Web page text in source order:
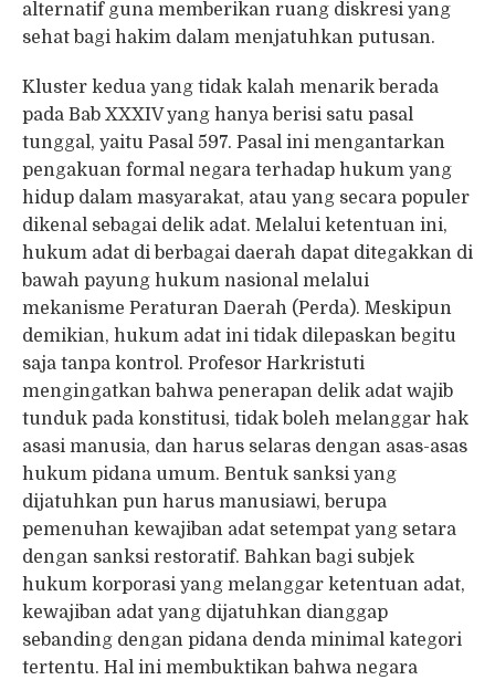
alternatif guna memberikan ruang diskresi yang
sehat bagi hakim dalam menjatuhkan putusan.
Kluster kedua yang tidak kalah menarik berada
pada Bab XXXIV yang hanya berisi satu pasal
tunggal, yaitu Pasal 597. Pasal ini mengantarkan
pengakuan formal negara terhadap hukum yang
hidup dalam masyarakat, atau yang secara populer
dikenal sebagai delik adat. Melalui ketentuan ini,
hukum adat di berbagai daerah dapat ditegakkan di
bawah payung hukum nasional melalui
mekanisme Peraturan Daerah (Perda). Meskipun
demikian, hukum adat ini tidak dilepaskan begitu
saja tanpa kontrol. Profesor Harkristuti
mengingatkan bahwa penerapan delik adat wajib
tunduk pada konstitusi, tidak boleh melanggar hak
asasi manusia, dan harus selaras dengan asas-asas
hukum pidana umum. Bentuk sanksi yang
dijatuhkan pun harus manusiawi, berupa
pemenuhan kewajiban adat setempat yang setara
dengan sanksi restoratif. Bahkan bagi subjek
hukum korporasi yang melanggar ketentuan adat,
kewajiban adat yang dijatuhkan dianggap
sebanding dengan pidana denda minimal kategori
tertentu. Hal ini membuktikan bahwa negara